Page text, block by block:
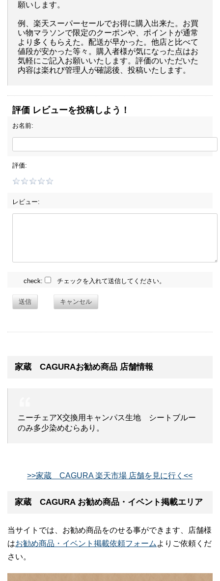
願いします。
例、楽天スーパーセールでお得に購入出来た。お買
い物マラソンで限定のクーポンや、ポイントが通常
より多くもらえた。配送が早かった。他店と比べて
値段が安かった等々。購入者様が気になった点はお
気軽にご記入お願いいたします。評価のいただいた
内容は楽れび管理人が確認後、投稿いたします。
評価 レビューを投稿しよう！
お名前:
評価:
レビュー:
check: チェックを入れて送信してください。
送信 キャンセル
家蔵 CAGURAお勧め商品 店舗情報
ニーチェアX交換用キャンパス生地 シートブルー
のみ多少染めむらあり。
>>家蔵 CAGURA 楽天市場 店舗を見に行く<<
家蔵 CAGURA お勧め商品・イベント掲載エリア
当サイトでは、お勧め商品をのせる事ができます、店舗様
はお勧め商品・イベント掲載依頼フォーム よりご依頼くだ
さい。